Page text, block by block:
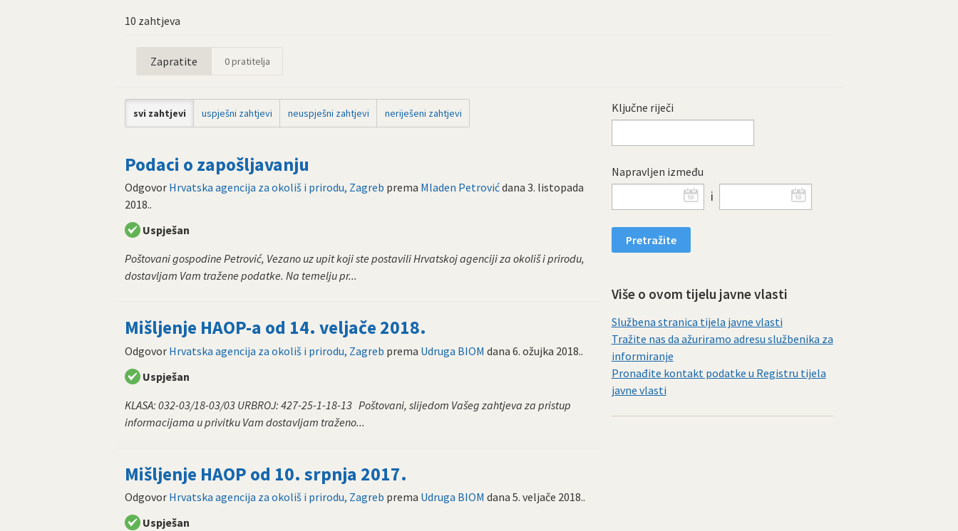
10 zahtjeva
Zapratite 0pratitelja
svi zahtjevi uspješni zahtjevi neuspješni zahtjevi neriješeni zahtjevi
Podaci o zapošljavanju
Odgovor Hrvatska agencija za okoliš i prirodu, Zagreb prema Mladen Petrovićdana 3. listopada
2018..
Uspješan
Poštovani gospodine Petrović, Vezano uz upit koji ste postavili Hrvatskoj agenciji za okoliš i prirodu,
dostavljam Vam tražene podatke. Na temelju pr...
Mišljenje HAOP-a od 14. veljače 2018.
Odgovor Hrvatska agencija za okoliš i prirodu, Zagreb prema Udruga BIOM dana 6. ožujka 2018..
Uspješan
KLASA: 032-03/18-03/03 URBROJ: 427-25-1-18-13 Poštovani, slijedom Vašeg zahtjeva za pristup
informacijama u privitku Vam dostavljam traženo...
Mišljenje HAOP od 10. srpnja 2017.
Odgovor Hrvatska agencija za okoliš i prirodu, Zagreb prema Udruga BIOM dana 5. veljače 2018..
Uspješan
Ključne riječi
Napravljen između
i
Više o ovom tijelu javne vlasti
Službena stranica tijela javne vlasti
Tražite nas da ažuriramo adresu službenika za
informiranje
Pronađite kontakt podatke u Registru tijela
javne vlasti